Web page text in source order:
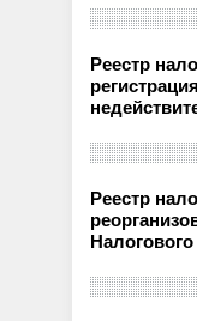
Реестр
Реестр